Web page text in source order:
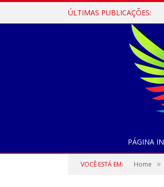
ÚLTIMAS PUBLICAÇÕES:
PÁGINA
VOCÊ ESTÁ EM: Home »